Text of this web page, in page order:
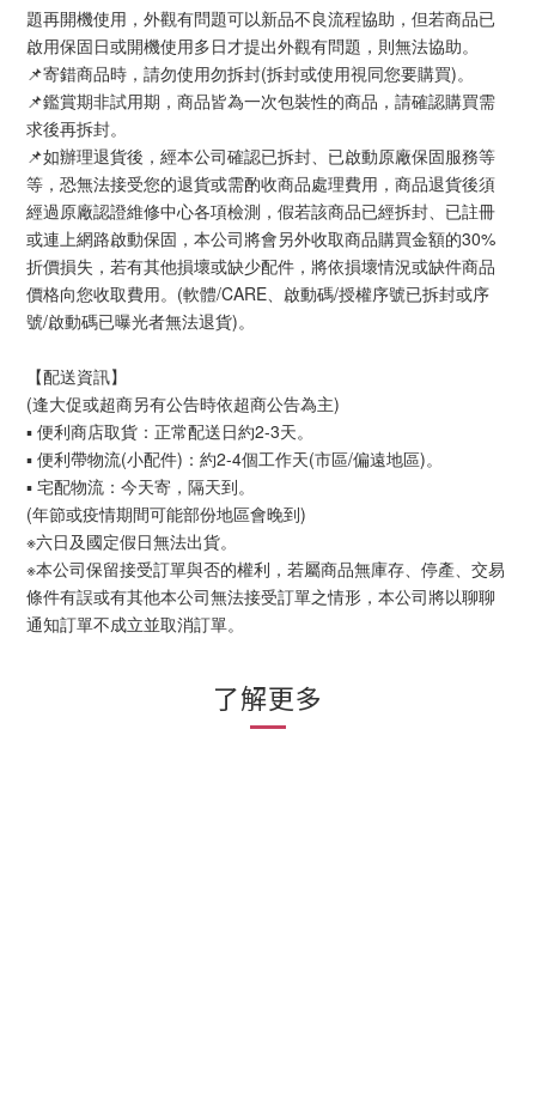
題再開機使用，外觀有問題可以新品不良流程協助，但若商品已
啟用保固日或開機使用多日才提出外觀有問題，則無法協助。
📌寄錯商品時，請勿使用勿拆封(拆封或使用視同您要購買)。
📌鑑賞期非試用期，商品皆為一次包裝性的商品，請確認購買需
求後再拆封。
📌如辦理退貨後，經本公司確認已拆封、已啟動原廠保固服務等
等，恐無法接受您的退貨或需酌收商品處理費用，商品退貨後須
經過原廠認證維修中心各項檢測，假若該商品已經拆封、已註冊
或連上網路啟動保固，本公司將會另外收取商品購買金額的30%
折價損失，若有其他損壞或缺少配件，將依損壞情況或缺件商品
價格向您收取費用。(軟體/CARE、啟動碼/授權序號已拆封或序
號/啟動碼已曝光者無法退貨)。
【配送資訊】
(逢大促或超商另有公告時依超商公告為主)
▪ 便利商店取貨：正常配送日約2-3天。
▪ 便利帶物流(小配件)：約2-4個工作天(市區/偏遠地區)。
▪ 宅配物流：今天寄，隔天到。
(年節或疫情期間可能部份地區會晚到)
※六日及國定假日無法出貨。
※本公司保留接受訂單與否的權利，若屬商品無庫存、停產、交易
條件有誤或有其他本公司無法接受訂單之情形，本公司將以聊聊
通知訂單不成立並取消訂單。
了解更多